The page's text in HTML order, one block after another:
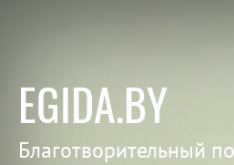
EGIDA.BY
Благотворительный